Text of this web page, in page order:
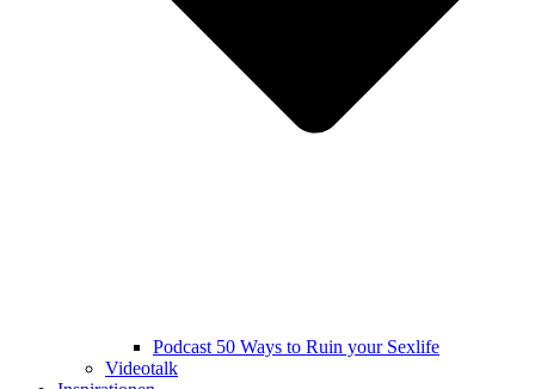
Podcast 50 Ways to Ruin your Sexlife
Videotalk